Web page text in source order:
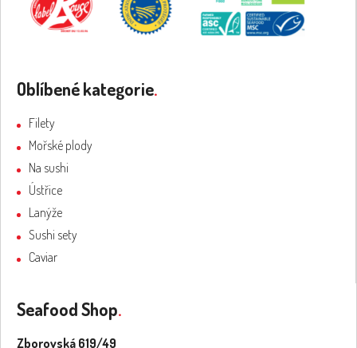
Oblíbené kategorie.
Filety
Mořské plody
Na sushi
Ústřice
Lanýže
Sushi sety
Caviar
Seafood Shop.
Zborovská 619/49